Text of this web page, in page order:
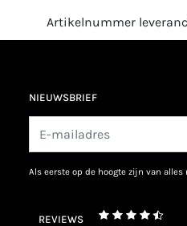
Artikelnummer
NIEUWSBRIEF
als eerste op de hoogte zijn van
REVIEWS